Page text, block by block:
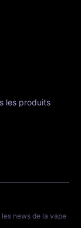
les produits
les news de la vape